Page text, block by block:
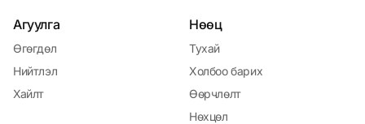
Агуулга
Өгөгдөл
Нийтлэл
Хайлт
Нөөц
Тухай
Холбоо барих
Өөрчлөлт
Нөхцөл